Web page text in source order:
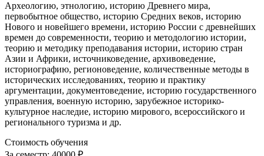
Археологию, этнологию, историю Древнего мира,
первобытное общество, историю Средних веков, историю
Нового и новейшего времени, историю России с древнейших
времен до современности, теорию и методологию истории,
теорию и методику преподавания истории, историю стран
Азии и Африки, источниковедение, архивоведение,
историографию, регионоведение, количественные методы в
исторических исследованиях, теорию и практику
аргументации, документоведение, историю государственного
управления, военную историю, зарубежное историко-
культурное наследие, историю мирового, всероссийского и
регионального туризма и др.
Стоимость обучения